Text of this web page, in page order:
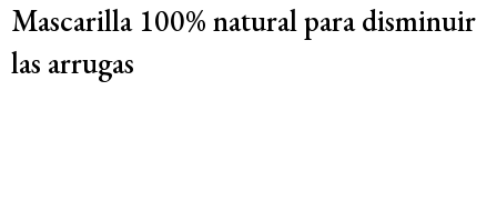
Mascarilla 100% natural para disminuir
las arrugas